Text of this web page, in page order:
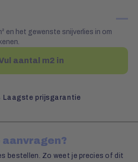
—
en het gewenste snijverlies in om
aantal m2 in
Laagste prijsgarantie
bestellen. Zo weet je precies of dit